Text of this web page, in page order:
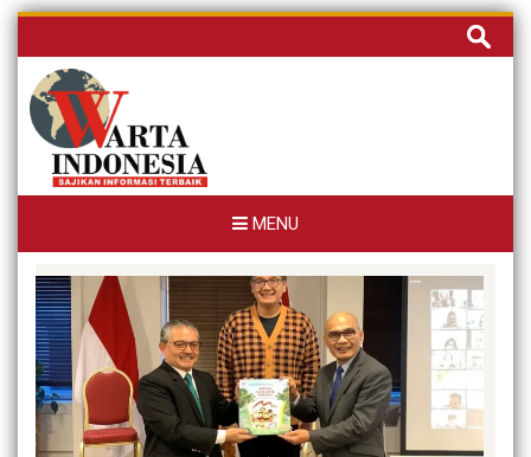
Skip
content
Cari
untuk:
MENU